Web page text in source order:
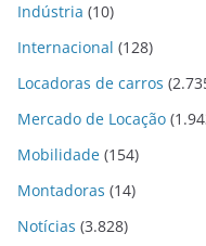
Indústria (10)
Internacional (128)
Locadoras de carros
Mercado de Locação
Mobilidade (154)
Montadoras (14)
Notícias (3.828)